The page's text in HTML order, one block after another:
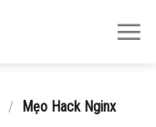
/ Mẹo Hack Nginx